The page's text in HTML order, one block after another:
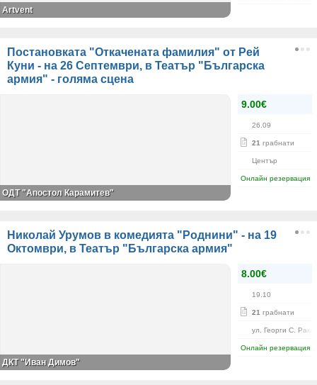
Artvent
Постановката "Откачената фамилия" от Рей
Куни - на 26 Септември, в Театър "Българска
армия" - голяма сцена
9.00€
26.09
21 грабнати
Център
Онлайн резервация
ОДТ "Апостол Карамитев"
Николай Урумов в комедията "Роднини" - на 19
Октомври, в Театър "Българска армия"
8.00€
19.10
21 грабнати
ул. Георги С.
Онлайн резервация
ДКТ "Иван Димов"